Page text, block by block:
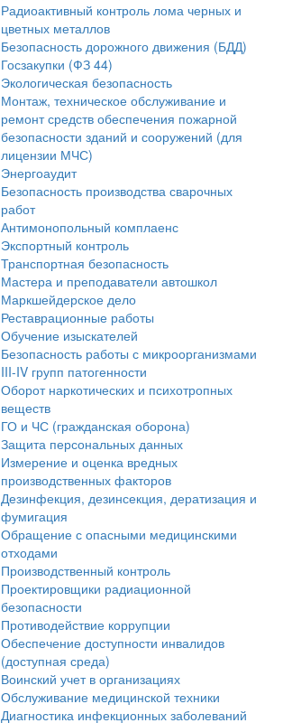
Радиоактивный контроль лома черных и
цветных металлов
Безопасность дорожного движения (БДД)
Госзакупки (ФЗ 44)
Экологическая безопасность
Монтаж, техническое обслуживание и
ремонт средств обеспечения пожарной
безопасности зданий и сооружений (для
лицензии МЧС)
Энергоаудит
Безопасность производства сварочных
работ
Антимонопольный комплаенс
Экспортный контроль
Транспортная безопасность
Мастера и преподаватели автошкол
Маркшейдерское дело
Реставрационные работы
Обучение изыскателей
Безопасность работы с микроорганизмами
III-IV групп патогенности
Оборот наркотических и психотропных
веществ
ГО и ЧС (гражданская оборона)
Защита персональных данных
Измерение и оценка вредных
производственных факторов
Дезинфекция, дезинсекция, дератизация и
фумигация
Обращение с опасными медицинскими
отходами
Производственный контроль
Проектировщики радиационной
безопасности
Противодействие коррупции
Обеспечение доступности инвалидов
(доступная среда)
Воинский учет в организациях
Обслуживание медицинской техники
Диагностика инфекционных заболеваний